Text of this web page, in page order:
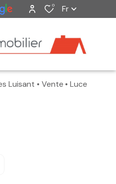
0 Fr
Luisant Vente
Luce